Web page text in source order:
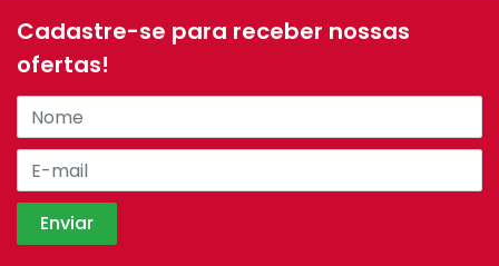
Cadastre-se para receber nossas
ofertas!